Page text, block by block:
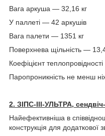
Вага аркуша — 32,16 кг
У паллеті — 42 аркушів
Вага палети — 1351 кг
Поверхнева щільність —
Коефіцієнт
Паропроникність не менш
2. ЗІПС-III-УЛЬТРА,
Найефективніша в
конструкція для додаткової